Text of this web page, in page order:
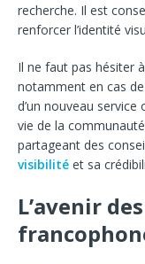
recherche. Il est
renforcer l’identité
Il ne faut pas hésiter
notamment en cas
d’un nouveau service
vie de la
partageant des
visibilité et sa
L’avenir